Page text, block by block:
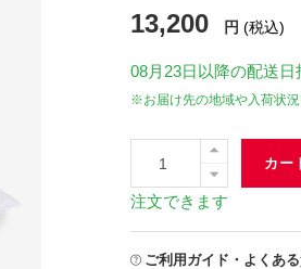
13,200 円 (税込)
08月23日 以降の配送
※お届け先の地域や入荷状
カー
注文できます
ご利用ガイド・よくあ